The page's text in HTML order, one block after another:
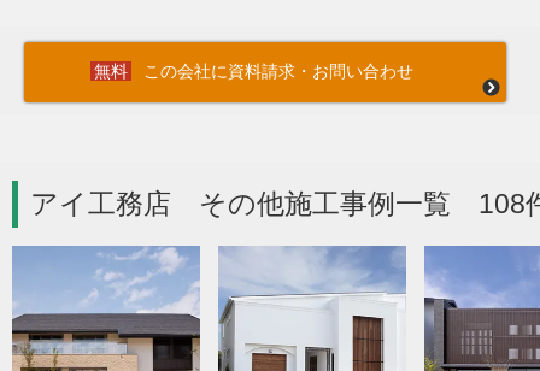
この会社に資料請求・お問い合わせ
アイ工務店 その他施工事例一覧 108